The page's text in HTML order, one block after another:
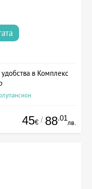
в Комплекс
45€ / 88.01
лв.